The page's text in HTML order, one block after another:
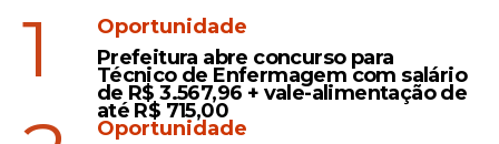
1
Oportunidade
Prefeitura abre concurso para
Técnico de Enfermagem com salário
de R$ 3.567,96 + vale-alimentação de
até R$ 715,00
Oportunidade